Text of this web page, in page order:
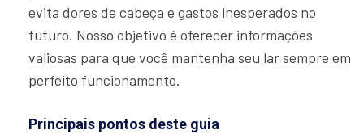
evita dores de cabeça e gastos inesperados no
futuro. Nosso objetivo é oferecer informações
valiosas para que você mantenha seu lar sempre em
perfeito funcionamento.
Principais pontos deste guia